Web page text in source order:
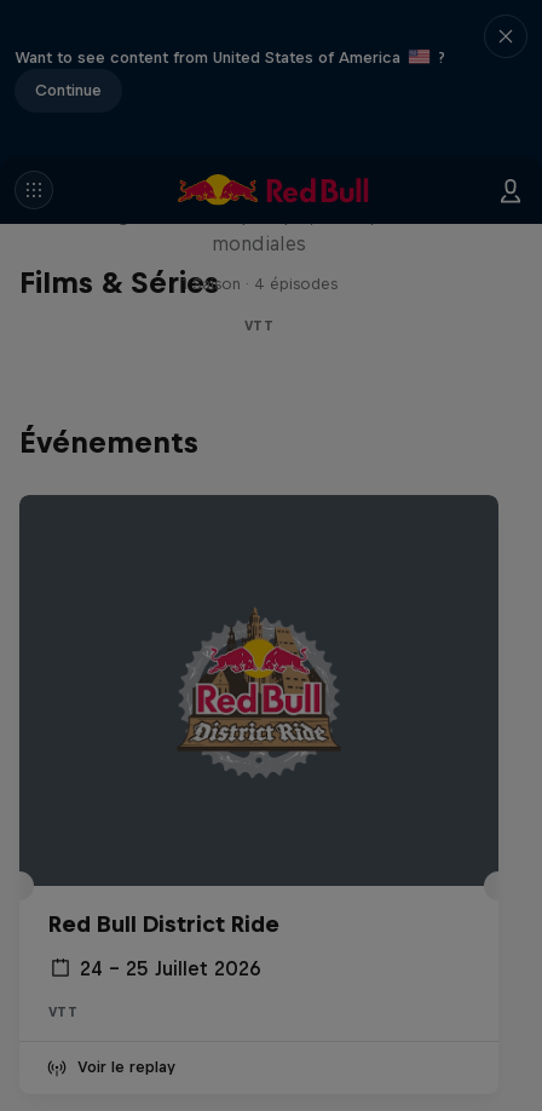
Want to see content from United States of America
?
Continue
Films & Séries
Jones
mondiales
1 Saison · 4 épisodes
VTT
Événements
Red Bull District Ride
24 – 25 Juillet 2026
VTT
Voir le replay